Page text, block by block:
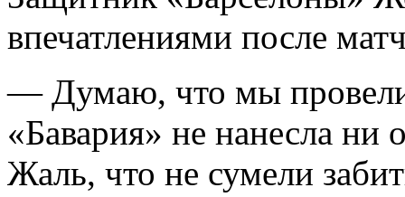
впечатлениями после
— Думаю, что мы
«Бавария» не нанесла ни
Жаль, что не сумели